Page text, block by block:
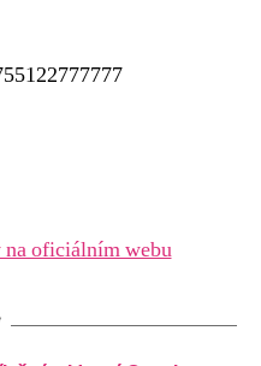
oficiálním webu